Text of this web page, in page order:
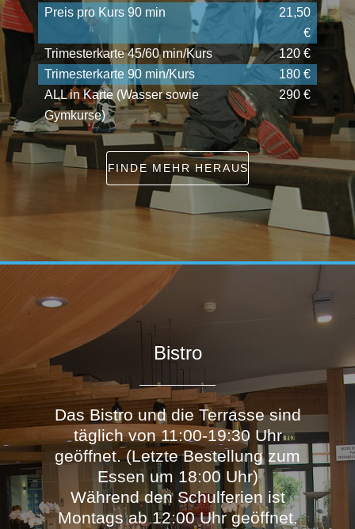
Preis pro Kurs 90 min
21,50
€
Trimesterkarte 45/60 min/Kurs
120 €
Trimesterkarte 90 min/Kurs
180 €
ALL in Karte (Wasser sowie
Gymkurse)
290 €
FINDE MEHR HERAUS
Bistro
Das Bistro und die Terrasse sind
täglich von 11:00-19:30 Uhr
geöffnet. (Letzte Bestellung zum
Essen um 18:00 Uhr)
Während den Schulferien ist
Montags ab 12:00 Uhr geöffnet.